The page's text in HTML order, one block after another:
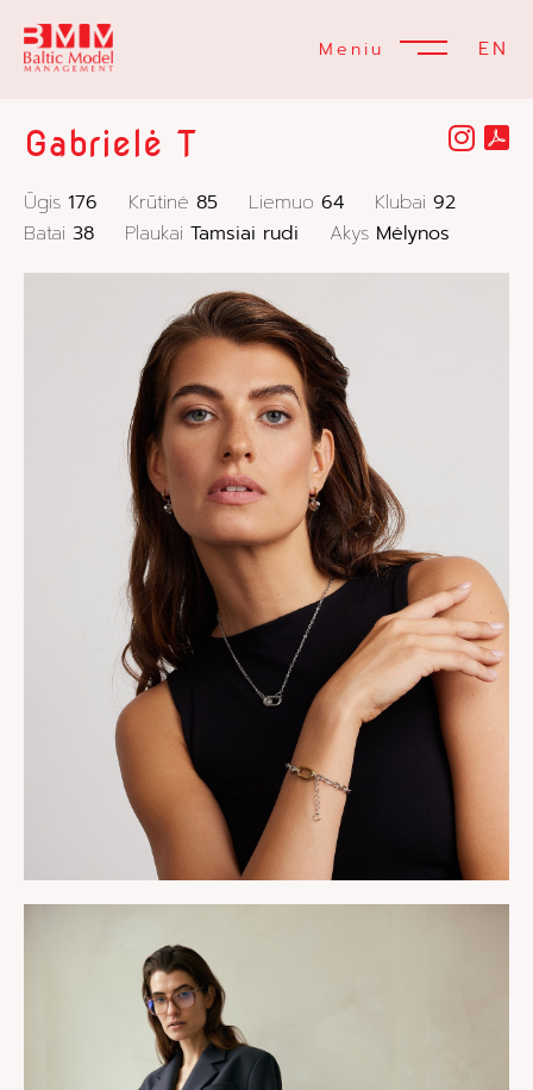
Meniu EN
Gabrielė T
Ūgis 176 Krūtinė 85 Liemuo 64 Klubai 92
Batai 38 Plaukai Tamsiai rudi Akys Mėlynos